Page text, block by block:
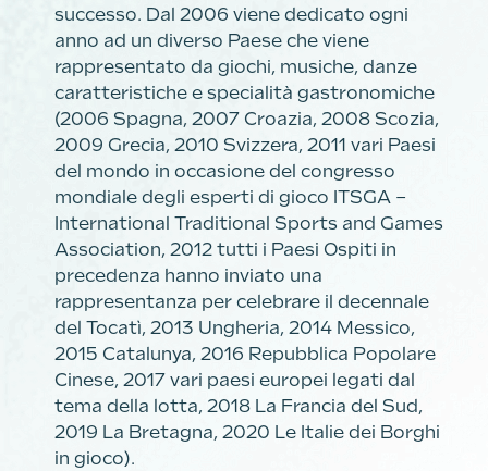
successo. Dal 2006 viene dedicato ogni
anno ad un diverso Paese che viene
rappresentato da giochi, musiche, danze
caratteristiche e specialità gastronomiche
(2006 Spagna, 2007 Croazia, 2008 Scozia,
2009 Grecia, 2010 Svizzera, 2011 vari Paesi
del mondo in occasione del congresso
mondiale degli esperti di gioco ITSGA –
International Traditional Sports and Games
Association, 2012 tutti i Paesi Ospiti in
precedenza hanno inviato una
rappresentanza per celebrare il decennale
del Tocatì, 2013 Ungheria, 2014 Messico,
2015 Catalunya, 2016 Repubblica Popolare
Cinese, 2017 vari paesi europei legati dal
tema della lotta, 2018 La Francia del Sud,
2019 La Bretagna, 2020 Le Italie dei Borghi
in gioco).